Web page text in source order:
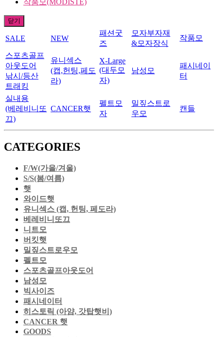
닫기
SALE NEW
패션굿
즈
모자부자재
&모자장식
작품모
스포츠골프
아웃도어
낚시/등산
트래킹
유니섹스
(캡,헌팅,페도
라)
X-Large
(대두모
자)
남성모
패시네이
터
실내용
(베레비니또
끄)
CANCER햇
펠트모
자
밀짚스트로
우모
캔들
CATEGORIES
F/W(가을/겨울)
S/S(봄/여름)
햇
와이드햇
유니섹스 (캡, 헌팅, 페도라)
베레비니또끄
니트모
버킷햇
밀짚스트로우모
펠트모
스포츠골프아웃도어
남성모
빅사이즈
패시네이터
히스토릭 (아얌, 갓탑햇비)
CANCER 햇
GOODS